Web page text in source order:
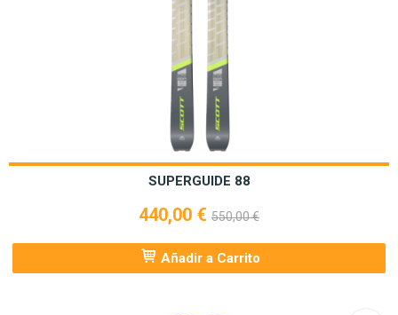
SUPERGUIDE 88
440,00 € 550,00 €
Añadir a Carrito